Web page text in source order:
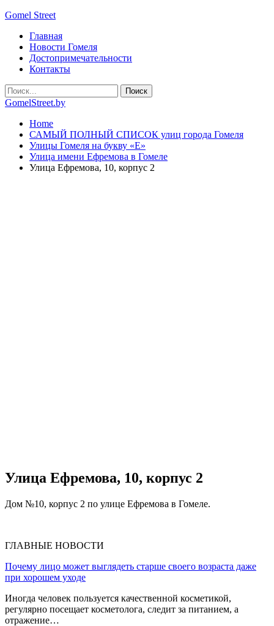
Gomel Street
Главная
Новости Гомеля
Достопримечательности
Контакты
GomelStreet.by
Home
САМЫЙ ПОЛНЫЙ СПИСОК улиц города Гомеля
Улицы Гомеля на букву «Е»
Улица имени Ефремова в Гомеле
Улица Ефремова, 10, корпус 2
Улица Ефремова, 10, корпус 2
Дом №10, корпус 2 по улице Ефремова в Гомеле.
ГЛАВНЫЕ НОВОСТИ
Почему лицо может выглядеть старше своего возраста даже
при хорошем уходе
Иногда человек пользуется качественной косметикой,
регулярно посещает косметолога, следит за питанием, а
отражение…